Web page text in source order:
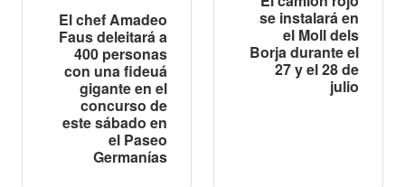
El chef Amadeo
Faus deleitará a
400 personas
con una fideuá
gigante en el
concurso de
este sábado en
el Paseo
Germanías
se instalará en
el Moll dels
Borja durante el
27 y el 28 de
julio